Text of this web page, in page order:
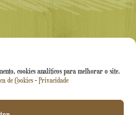
cookies analíticos para melhorar o site.
de Cookies- Privacidade
| Número de IVA